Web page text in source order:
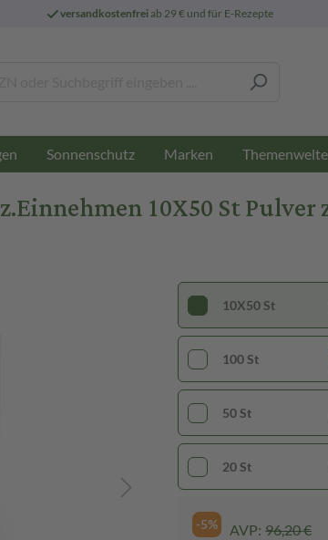
versandkostenfreiab 29 € und für E-Rezepte
Sonnenschutz Marken
10X50 St
10X50 St
100 St
50 St
20 St
-5% AVP: 96,20 €